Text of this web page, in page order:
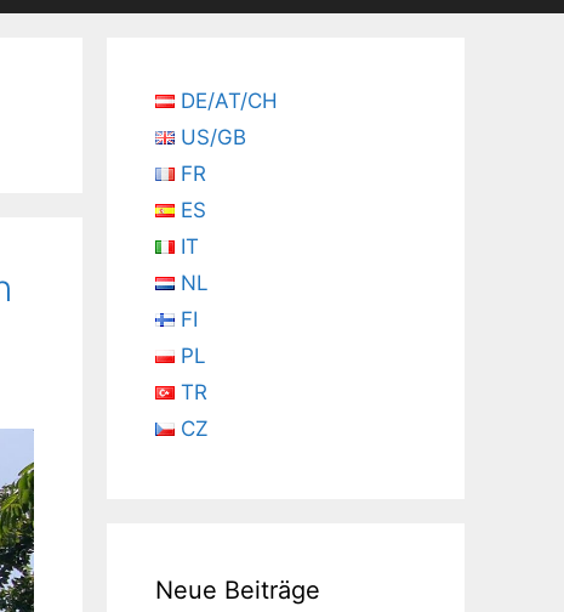
DE/AT/CH
US/GB
FR
ES
IT
NL
FI
PL
TR
CZ
Neue Beiträge